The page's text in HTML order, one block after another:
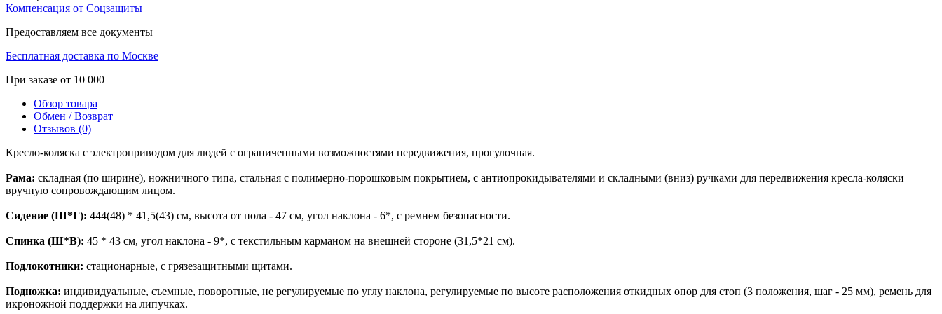
Компенсация от Соцзащиты
Предоставляем все документы
Бесплатная доставка по Москве
При заказе от 10 000
Обзор товара
Обмен / Возврат
Отзывов (0)
Кресло-коляска с электроприводом для людей с ограниченными возможностями передвижения, прогулочная.
Рама: складная (по ширине), ножничного типа, стальная с полимерно-порошковым покрытием, с антиопрокидывателями и складными (вниз) ручками для передвижения кресла-коляски
вручную сопровождающим лицом.
Сидение (Ш*Г): 444(48) * 41,5(43) см, высота от пола - 47 см, угол наклона - 6*, с ремнем безопасности.
Спинка (Ш*В): 45 * 43 см, угол наклона - 9*, с текстильным карманом на внешней стороне (31,5*21 см).
Подлокотники: стационарные, с грязезащитными щитами.
Подножка: индивидуальные, съемные, поворотные, не регулируемые по углу наклона, регулируемые по высоте расположения откидных опор для стоп (3 положения, шаг - 25 мм), ремень для
икроножной поддержки на липучках.